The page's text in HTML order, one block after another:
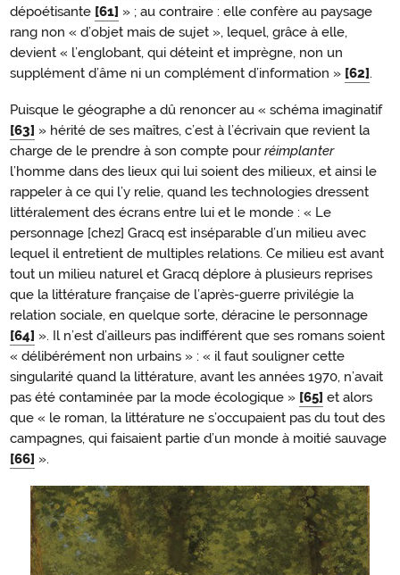
dépoétisante [61] » ; au contraire : elle confère au paysage
rang non « d’objet mais de sujet », lequel, grâce à elle,
devient « l’englobant, qui déteint et imprègne, non un
supplément d’âme ni un complément d’information » [62].
Puisque le géographe a dû renoncer au « schéma imaginatif
[63] » hérité de ses maîtres, c’est à l’écrivain que revient la
charge de le prendre à son compte pourréimplanter
l’homme dans des lieux qui lui soient des milieux, et ainsi le
rappeler à ce qui l’y relie, quand les technologies dressent
littéralement des écrans entre lui et le monde : « Le
personnage [chez] Gracq est inséparable d’un milieu avec
lequel il entretient de multiples relations. Ce milieu est avant
tout un milieu naturel et Gracq déplore à plusieurs reprises
que la littérature française de l’après-guerre privilégie la
relation sociale, en quelque sorte, déracine le personnage
[64] ». Il n’est d’ailleurs pas indifférent que ses romans soient
« délibérément non urbains » : « il faut souligner cette
singularité quand la littérature, avant les années 1970, n’avait
pas été contaminée par la mode écologique » [65] et alors
que « le roman, la littérature ne s’occupaient pas du tout des
campagnes, qui faisaient partie d’un monde à moitié sauvage
[66] ».